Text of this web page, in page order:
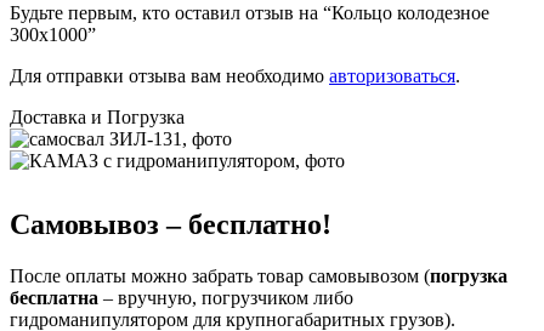
Будьте первым, кто оставил отзыв на “Кольцо колодезное
300х1000”
Для отправки отзыва вам необходимо авторизоваться.
Доставка и Погрузка
Самовывоз – бесплатно!
После оплаты можно забрать товар самовывозом (погрузка
бесплатна – вручную, погрузчиком либо
гидроманипулятором для крупногабаритных грузов).